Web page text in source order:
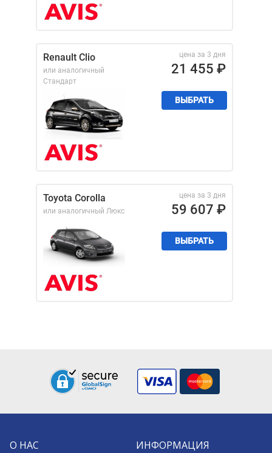
Renault Clio
или аналогичный
Стандарт
цена за 3 дня
21 455 ₽
ВЫБРАТЬ
Toyota Corolla
или аналогичный Люкс
цена за 3 дня
59 607 ₽
ВЫБРАТЬ
О НАС ИНФОРМАЦИЯ